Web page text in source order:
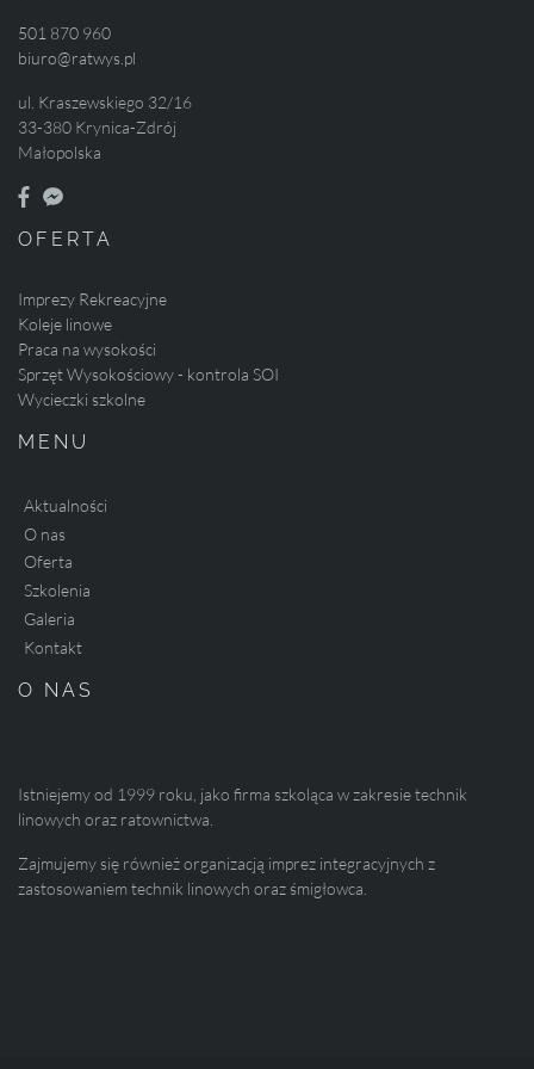
501 870 960
biuro@ratwys.pl
ul. Kraszewskiego 32/16
33-380 Krynica-Zdrój
Małopolska
OFERTA
Imprezy Rekreacyjne
Koleje linowe
Praca na wysokości
Sprzęt Wysokościowy - kontrola SOI
Wycieczki szkolne
MENU
Aktualności
O nas
Oferta
Szkolenia
Galeria
Kontakt
O NAS
Istniejemy od 1999 roku, jako firma szkoląca w zakresie technik
linowych oraz ratownictwa.
Zajmujemy się również organizacją imprez integracyjnych z
zastosowaniem technik linowych oraz śmigłowca.